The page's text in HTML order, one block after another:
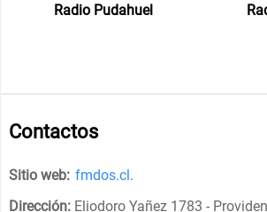
Radio Pudahuel
Contactos
Sitio web: fmdos.cl.
Dirección: Eliodoro Yañez 1783 -